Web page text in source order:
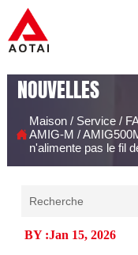
NOUVELLES

Maison/ Service/
AMIG-M /
n'alimente pas le fil
BY :Jan 15, 2026